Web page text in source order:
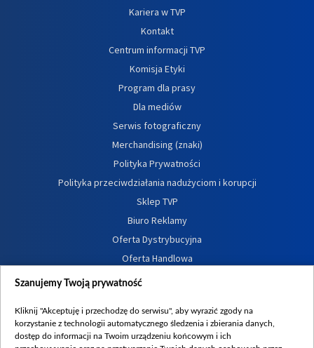
Kariera w TVP
Kontakt
Centrum informacji TVP
Komisja Etyki
Program dla prasy
Dla mediów
Serwis fotograficzny
Merchandising (znaki)
Polityka Prywatności
Polityka przeciwdziałania nadużyciom i korupcji
Sklep TVP
Biuro Reklamy
Oferta Dystrybucyjna
Oferta Handlowa
Dostępność
Procedura zgłoszeń wewnętrznych
Szanujemy Twoją prywatność
Kliknij "Akceptuję i przechodzę do serwisu", aby wyrazić zgody na
korzystanie z technologii automatycznego śledzenia i zbierania danych,
dostęp do informacji na Twoim urządzeniu końcowym i ich